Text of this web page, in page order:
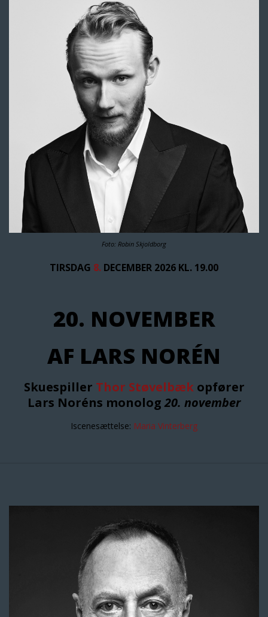
Foto: Robin Skjoldborg
TIRSDAG 8. DECEMBER 2026 KL. 19.00
20. NOVEMBER
AF LARS NORÉN
Skuespiller Thor Støvelbækopfører
Lars Noréns monolog20. november
Iscenesættelse: Maria Vinterberg